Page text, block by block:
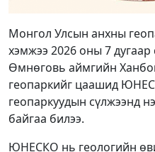
Монгол Улсын анхны
хэмжээ 2026 оны 7
Өмнөговь аймгийн
геопаркийг цаашид
геопаркуудын сүлжээнд
байгаа билээ.
ЮНЕСКО нь геологийн